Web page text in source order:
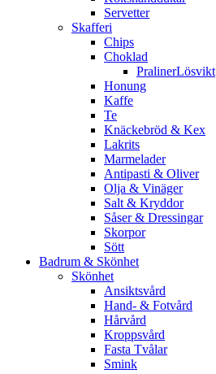
Servetter
Skafferi
Chips
Choklad
PralinerLösvikt
Honung
Kaffe
Te
Knäckebröd & Kex
Lakrits
Marmelader
Antipasti & Oliver
Olja & Vinäger
Salt & Kryddor
Såser & Dressingar
Skorpor
Sött
Badrum & Skönhet
Skönhet
Ansiktsvård
Hand- & Fotvård
Hårvård
Kroppsvård
Fasta Tvålar
Smink